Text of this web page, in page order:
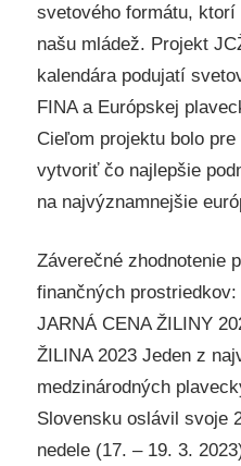
svetového formátu,
našu mládež. Projekt
kalendára podujatí
FINA a Európskej
Cieľom projektu bolo
vytvoriť čo najlepšie
na najvýznamnejšie
Záverečné zhodnotenie
finančných prostriedkov:
JARNÁ CENA ŽILINY
ŽILINA 2023 Jeden z
medzinárodných
Slovensku oslávil svoje
nedele (17. – 19. 3.